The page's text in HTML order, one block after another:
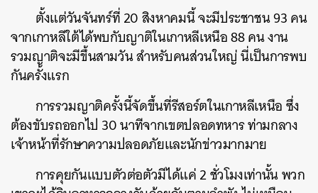
ตั้งแต่วันจันทร์ที่ 20 สิงหาคมนี้ จะมีประชาชน 93 คน
จากเกาหลีใต้ได้พบกับญาติในเกาหลีเหนือ 88 คน งาน
รวมญาติจะมีขึ้นสามวัน สำหรับคนส่วนใหญ่ นี่เป็นการพบ
กันครั้งแรก
การรวมญาติครั้งนี้จัดขึ้นที่รีสอร์ตในเกาหลีเหนือ ซึ่ง
ต้องขับรถออกไป 30 นาทีจากเขตปลอดทหาร ท่ามกลาง
เจ้าหน้าที่รักษาความปลอดภัยและนักข่าวมากมาย
การคุยกันแบบตัวต่อตัวมีได้แค่ 2 ชั่วโมงเท่านั้น พวก